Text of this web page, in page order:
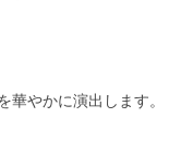
華やかに演出します。